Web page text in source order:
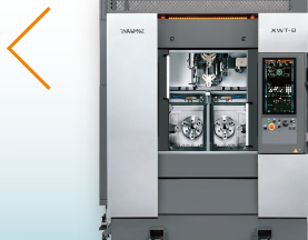
コラム
製品ラインナップ
Previous